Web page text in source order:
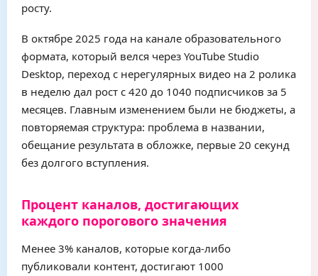
росту.
В октябре 2025 года на канале образовательного
формата, который велся через YouTube Studio
Desktop, переход с нерегулярных видео на 2 ролика
в неделю дал рост с 420 до 1040 подписчиков за 5
месяцев. Главным изменением были не бюджеты, а
повторяемая структура: проблема в названии,
обещание результата в обложке, первые 20 секунд
без долгого вступления.
Процент каналов, достигающих
каждого порогового значения
Менее 3% каналов, которые когда-либо
публиковали контент, достигают 1000